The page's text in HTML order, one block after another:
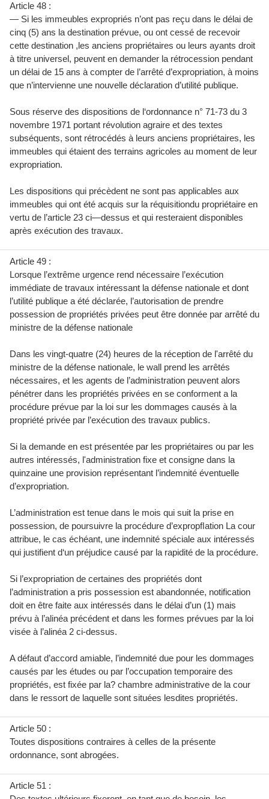
Article 48 :
— Si les immeubles expropriés n’ont pas reçu dans le délai de
cinq (5) ans la destination prévue, ou ont cessé de recevoir
cette destination ,les anciens propriétaires ou leurs ayants droit
à titre universel, peuvent en demander la rétrocession pendant
un délai de 15 ans à compter de l’arrêté d’expropriation, à moins
que n’intervienne une nouvelle déclaration d’utilité publique.
Sous réserve des dispositions de l‘ordonnance n° 71-73 du 3
novembre 1971 portant révolution agraire et des textes
subséquents, sont rétrocédés à leurs anciens propriétaires, les
immeubles qui étaient des terrains agricoles au moment de leur
expropriation.
Les dispositions qui précèdent ne sont pas applicables aux
immeubles qui ont été acquis sur la réquisitiondu propriétaire en
vertu de l’article 23 ci—dessus et qui resteraient disponibles
après exécution des travaux.
Article 49 :
Lorsque l’extrême urgence rend nécessaire l’exécution
immédiate de travaux intéressant la défense nationale et dont
l’utilité publique a été déclarée, l’autorisation de prendre
possession de propriétés privées peut être donnée par arrêté du
ministre de la défense nationale
Dans les vingt-quatre (24) heures de la réception de l'arrêté du
ministre de la défense nationale, le wall prend les arrêtés
nécessaires, et les agents de l’administration peuvent alors
pénétrer dans les propriétés privées en se conforment a la
procédure prévue par la loi sur les dommages causés à la
propriété privée par l’exécution des travaux publics.
Si la demande en est présentée par les propriétaires ou par les
autres intéressés, l'administration fixe et consigne dans la
quinzaine une provision représentant l’indemnité éventuelle
d’expropriation.
L’administration est tenue dans le mois qui suit la prise en
possession, de poursuivre la procédure d’expropﬂation La cour
attribue, le cas échéant, une indemnité spéciale aux intéressés
qui justifient d‘un préjudice causé par la rapidité de la procédure.
Si l’expropriation de certaines des propriétés dont
l’administration a pris possession est abandonnée, notification
doit en être faite aux intéressés dans le délai d’un (1) mais
prévu à l’alinéa précédent et dans les formes prévues par la loi
visée à l’alinéa 2 ci-dessus.
A défaut d’accord amiable, l’indemnité due pour les dommages
causés par les études ou par l’occupation temporaire des
propriétés, est fixée par la? chambre administrative de la cour
dans le ressort de laquelle sont situées lesdites propriétés.
Article 50 :
Toutes dispositions contraires à celles de la présente
ordonnance, sont abrogées.
Article 51 :